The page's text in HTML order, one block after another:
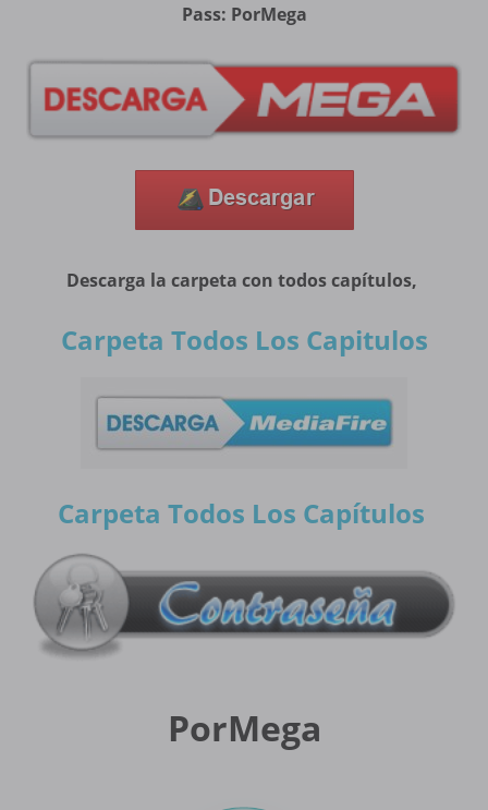
Pass: PorMega
Descarga la carpeta con todos capítulos,
Carpeta Todos Los Capitulos
Carpeta Todos Los Capítulos
PorMega